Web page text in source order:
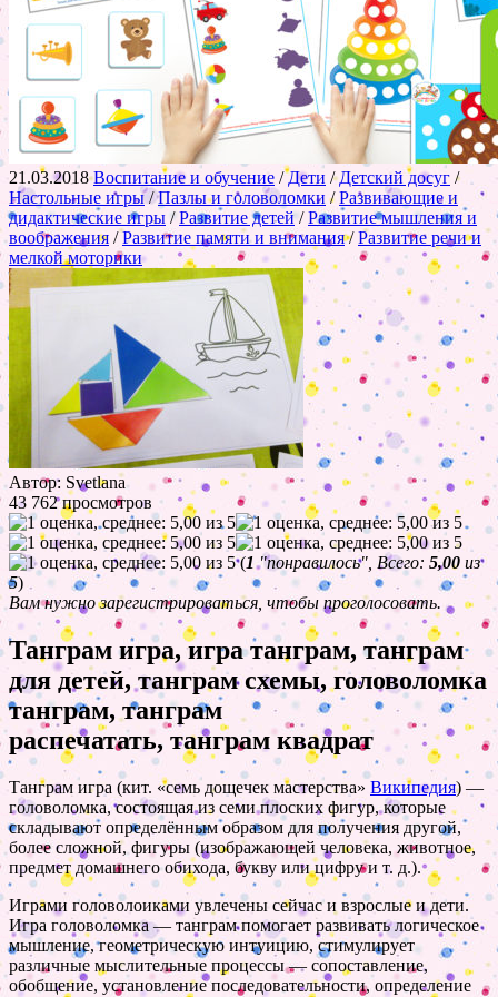
21.03.2018Воспитание и обучение /Дети /Детский досуг /
Настольные игры/Пазлы и головоломки /Развивающие и
дидактические игры /Развитие детей/Развитие мышления и
воображения /Развитие памяти и внимания/Развитие речи и
мелкой моторики
Автор: Svetlana
43 762 просмотров
(1"понравилось", Всего: 5,00 из
5)
Вам нужно зарегистрироваться, чтобы проголосовать.
Танграм игра, игра танграм, танграм
для детей, танграм схемы, головоломка
танграм, танграм
распечатать, танграм квадрат
Танграм игра (кит. «семь дощечек мастерства» Википедия) —
головоломка, состоящая из семи плоских фигур, которые
складывают определённым образом для получения другой,
более сложной, фигуры (изображающей человека, животное,
предмет домашнего обихода, букву или цифру и т. д.).
Играми головолоиками увлечены сейчас и взрослые и дети.
Игра головоломка — танграм помогает развивать логическое
мышление, геометрическую интуицию, стимулирует
различные мыслительные процессы — сопоставление,
обобщение, установление последовательности, определение